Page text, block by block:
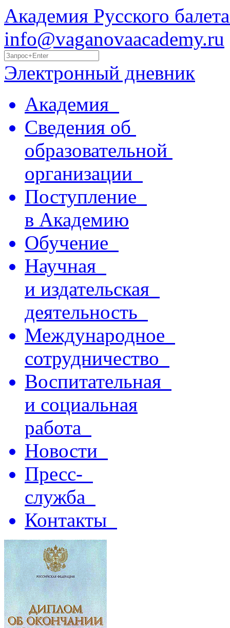
Академия Русского
info@vaganovaacademy.ru
Электронный дневник
Академия
Сведения об
образовательной
организации
Поступление
в Академию
Обучение
Научная
и издательская
деятельность
Международное
сотрудничество
Воспитательная
и социальная
работа
Новости
Пресс-
служба
Контакты